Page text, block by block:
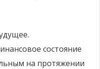
состояние
на протяжении